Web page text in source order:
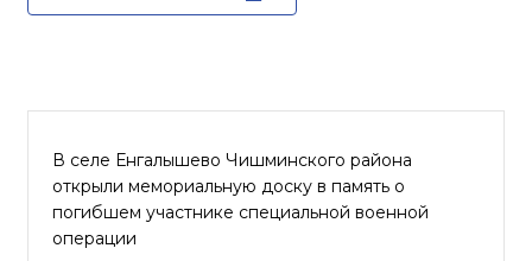
В селе Енгалышево Чишминского района
открыли мемориальную доску в память о
погибшем участнике специальной военной
операции